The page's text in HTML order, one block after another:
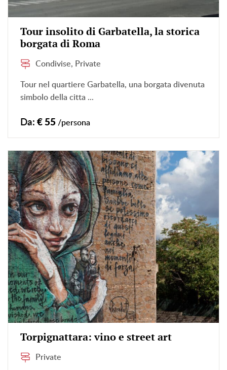
Tour insolito di Garbatella, la storica
borgata di Roma
Condivise, Private
Tour nel quartiere Garbatella, una borgata divenuta
simbolo della citta ...
Da: € 55 /persona
Torpignattara: vino e street art
Private